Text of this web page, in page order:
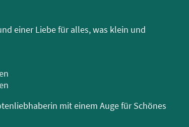
einer Liebe für alles, was klein und
mit einem Auge für Schönes